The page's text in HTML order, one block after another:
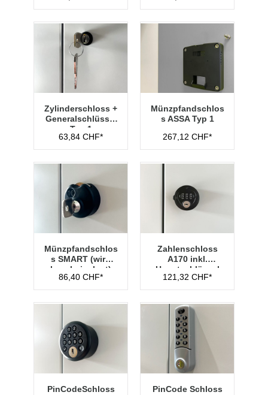
Zylinderschloss +
Generalschlüssel
Typ 1
63,84 CHF*
Münzpfandschlos
s ASSA Typ 1
267,12 CHF*
Münzpfandschlos
s SMART (wird
lose beigelegt)
86,40 CHF*
Zahlenschloss
A170 inkl.
Hauptschlüssel
Typ 1
121,32 CHF*
PinCodeSchloss
PinCode Schloss